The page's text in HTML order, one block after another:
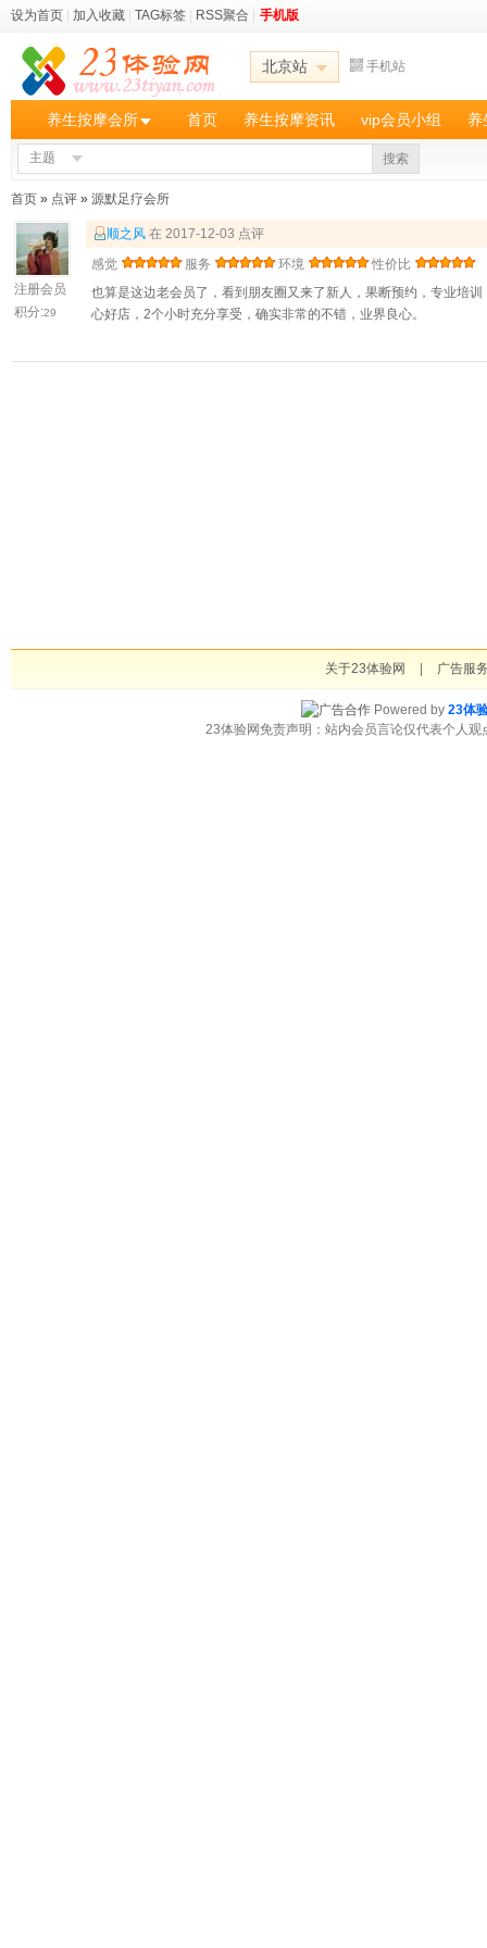
设为首页 加入收藏 TAG标签 RSS聚合 手机版
北京站 手机站
养生按摩会所 首页 养生按摩资讯 vip会员小组 养
主题 搜索
首页 » 点评 » 源默足疗会所
注册会员
积分:29
顺之风 在 2017-12-03 点评
感觉
服务 环境
性价比
也算是这边老会员了，看到朋友圈又来了新人，果断预约，专业培
心好店，2个小时充分享受，确实非常的不错，业界良心。
关于23体验网 广告服
Powered by 23体
23体验网免责声明：站内会员言论仅代表个人